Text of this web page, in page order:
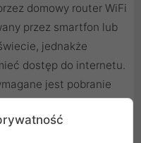
domowy router WiFi
przez smartfon lub
jednakże
dostęp do internetu.
jest pobranie